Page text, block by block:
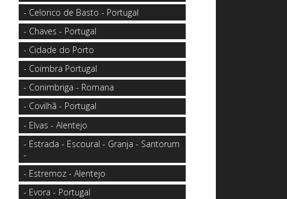
- Celorico de Basto - Portugal
- Chaves - Portugal
- Cidade do Porto
- Coimbra Portugal
- Conimbriga - Romana
- Covilhã - Portugal
- Elvas - Alentejo
- Estrada - Escoural - Granja - Santorum
-
- Estremoz - Alentejo
- Evora - Portugal